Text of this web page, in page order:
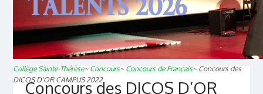
Collège Sainte-Thérèse~ Concours~ Concours de Français~ Concours des
DICOS D’OR CAMPUS 2022
Concours des DICOS D’OR